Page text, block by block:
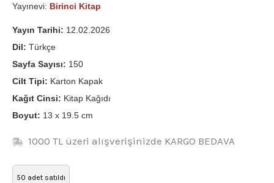
Yayınevi: Birinci Kitap
Yayın Tarihi: 12.02.2026
Dil: Türkçe
Sayfa Sayısı: 150
Cilt Tipi: Karton Kapak
Kağıt Cinsi: Kitap Kağıdı
Boyut: 13 x 19.5 cm
1000 TL üzeri alışverişinizde KARGO BEDAVA
50 adet satıldı